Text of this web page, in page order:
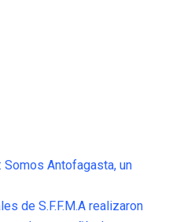
Antofagasta, un
de S.F.F.M.A realizaron